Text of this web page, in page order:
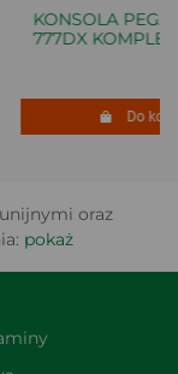
KONSOLA
777DX KOMPLET
Do
oraz
pokaż